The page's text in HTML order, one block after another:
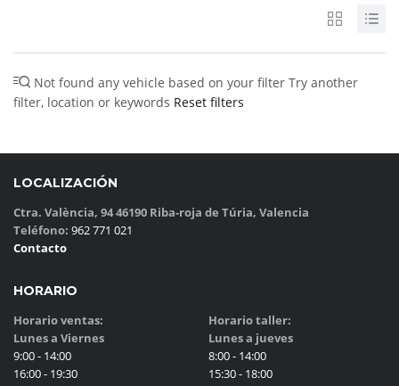
Not found any vehicle based on your filter Try another
filter, location or keywords Reset filters
LOCALIZACIÓN
Ctra. València, 94 46190 Riba-roja de Túria, Valencia
Teléfono: 962 771 021
Contacto
HORARIO
Horario ventas:
Lunes a Viernes
9:00 - 14:00
16:00 - 19:30
Horario taller:
Lunes a jueves
8:00 - 14:00
15:30 - 18:00